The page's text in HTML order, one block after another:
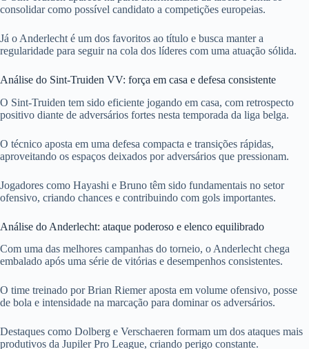
consolidar como possível candidato a competições europeias.
Já o Anderlecht é um dos favoritos ao título e busca manter a
regularidade para seguir na cola dos líderes com uma atuação sólida.
Análise do Sint-Truiden VV: força em casa e defesa consistente
O Sint-Truiden tem sido eficiente jogando em casa, com retrospecto
positivo diante de adversários fortes nesta temporada da liga belga.
O técnico aposta em uma defesa compacta e transições rápidas,
aproveitando os espaços deixados por adversários que pressionam.
Jogadores como Hayashi e Bruno têm sido fundamentais no setor
ofensivo, criando chances e contribuindo com gols importantes.
Análise do Anderlecht: ataque poderoso e elenco equilibrado
Com uma das melhores campanhas do torneio, o Anderlecht chega
embalado após uma série de vitórias e desempenhos consistentes.
O time treinado por Brian Riemer aposta em volume ofensivo, posse
de bola e intensidade na marcação para dominar os adversários.
Destaques como Dolberg e Verschaeren formam um dos ataques mais
produtivos da Jupiler Pro League, criando perigo constante.